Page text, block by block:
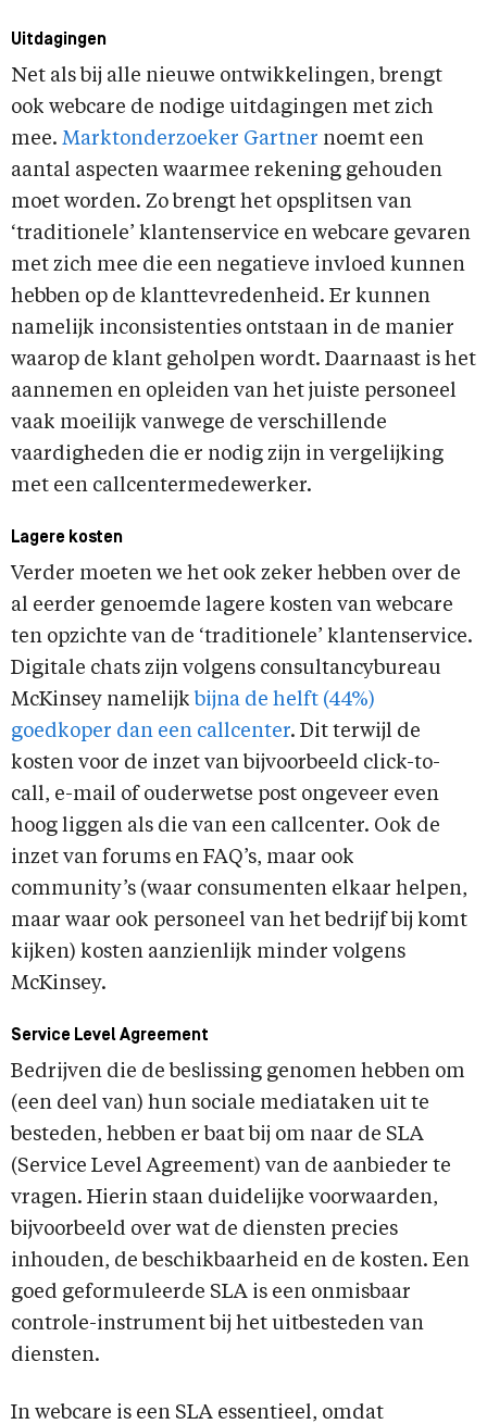
Uitdagingen
Net als bij alle nieuwe ontwikkelingen, brengt
ook webcare de nodige uitdagingen met zich
mee. Marktonderzoeker Gartner noemt een
aantal aspecten waarmee rekening gehouden
moet worden. Zo brengt het opsplitsen van
‘traditionele’ klantenservice en webcare gevaren
met zich mee die een negatieve invloed kunnen
hebben op de klanttevredenheid. Er kunnen
namelijk inconsistenties ontstaan in de manier
waarop de klant geholpen wordt. Daarnaast is het
aannemen en opleiden van het juiste personeel
vaak moeilijk vanwege de verschillende
vaardigheden die er nodig zijn in vergelijking
met een callcentermedewerker.
Lagere kosten
Verder moeten we het ook zeker hebben over de
al eerder genoemde lagere kosten van webcare
ten opzichte van de ‘traditionele’ klantenservice.
Digitale chats zijn volgens consultancybureau
McKinsey namelijk bijna de helft (44%)
goedkoper dan een callcenter. Dit terwijl de
kosten voor de inzet van bijvoorbeeld click-to-
call, e-mail of ouderwetse post ongeveer even
hoog liggen als die van een callcenter. Ook de
inzet van forums en FAQ’s, maar ook
community’s (waar consumenten elkaar helpen,
maar waar ook personeel van het bedrijf bij komt
kijken) kosten aanzienlijk minder volgens
McKinsey.
Service Level Agreement
Bedrijven die de beslissing genomen hebben om
(een deel van) hun sociale mediataken uit te
besteden, hebben er baat bij om naar de SLA
(Service Level Agreement) van de aanbieder te
vragen. Hierin staan duidelijke voorwaarden,
bijvoorbeeld over wat de diensten precies
inhouden, de beschikbaarheid en de kosten. Een
goed geformuleerde SLA is een onmisbaar
controle-instrument bij het uitbesteden van
diensten.
In webcare is een SLA essentieel, omdat